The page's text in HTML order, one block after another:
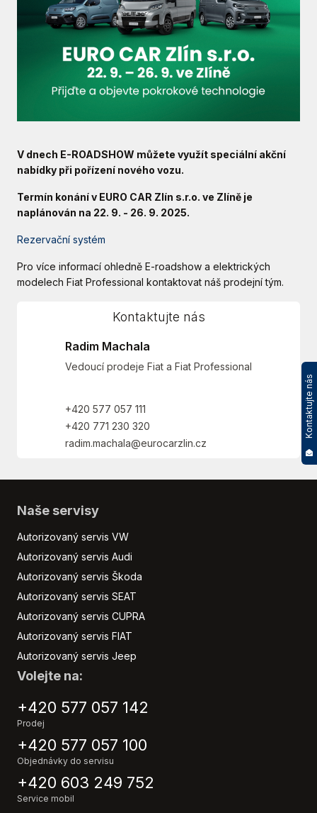
V dnech E-ROADSHOW můžete využít speciální akční
nabídky při pořízení nového vozu.
Termín konání v EURO CAR Zlín s.r.o. ve Zlíně je
naplánován na 22. 9. - 26. 9. 2025.
Rezervační systém
Pro více informací ohledně E-roadshow a elektrických
modelech Fiat Professional kontaktovat náš prodejní tým.
Kontaktujte nás
Radim Machala
Vedoucí prodeje Fiat a Fiat Professional
+420 577 057 111
+420 771 230 320
radim.machala@eurocarzlin.cz
Naše servisy
Autorizovaný servis VW
Autorizovaný servis Audi
Autorizovaný servis Škoda
Autorizovaný servis SEAT
Autorizovaný servis CUPRA
Autorizovaný servis FIAT
Autorizovaný servis Jeep
Volejte na:
+420 577 057 142
Prodej
+420 577 057 100
Objednávky do servisu
+420 603 249 752
Service mobil
Kontaktujte nás